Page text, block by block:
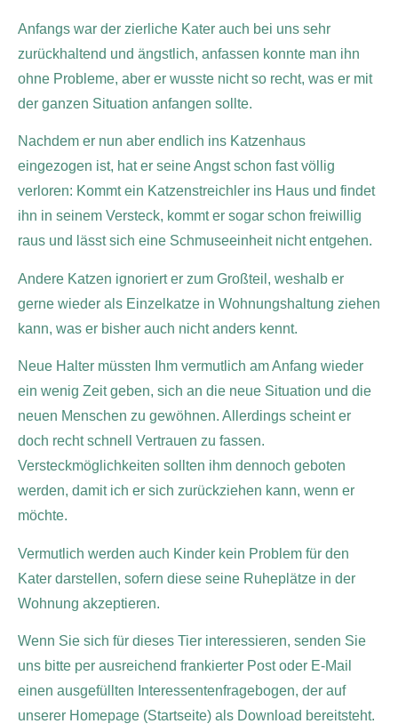
Anfangs war der zierliche Kater auch bei uns sehr
zurückhaltend und ängstlich, anfassen konnte man ihn
ohne Probleme, aber er wusste nicht so recht, was er mit
der ganzen Situation anfangen sollte.
Nachdem er nun aber endlich ins Katzenhaus
eingezogen ist, hat er seine Angst schon fast völlig
verloren: Kommt ein Katzenstreichler ins Haus und findet
ihn in seinem Versteck, kommt er sogar schon freiwillig
raus und lässt sich eine Schmuseeinheit nicht entgehen.
Andere Katzen ignoriert er zum Großteil, weshalb er
gerne wieder als Einzelkatze in Wohnungshaltung ziehen
kann, was er bisher auch nicht anders kennt.
Neue Halter müssten Ihm vermutlich am Anfang wieder
ein wenig Zeit geben, sich an die neue Situation und die
neuen Menschen zu gewöhnen. Allerdings scheint er
doch recht schnell Vertrauen zu fassen.
Versteckmöglichkeiten sollten ihm dennoch geboten
werden, damit ich er sich zurückziehen kann, wenn er
möchte.
Vermutlich werden auch Kinder kein Problem für den
Kater darstellen, sofern diese seine Ruheplätze in der
Wohnung akzeptieren.
Wenn Sie sich für dieses Tier interessieren, senden Sie
uns bitte per ausreichend frankierter Post oder E-Mail
einen ausgefüllten Interessentenfragebogen, der auf
unserer Homepage (Startseite) als Download bereitsteht.